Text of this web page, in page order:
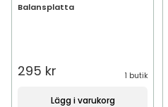
Balansplatta
295 kr 1 butik
Lägg i varukorg